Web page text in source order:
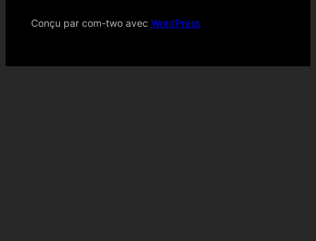
Conçu par com-two avec WordPress